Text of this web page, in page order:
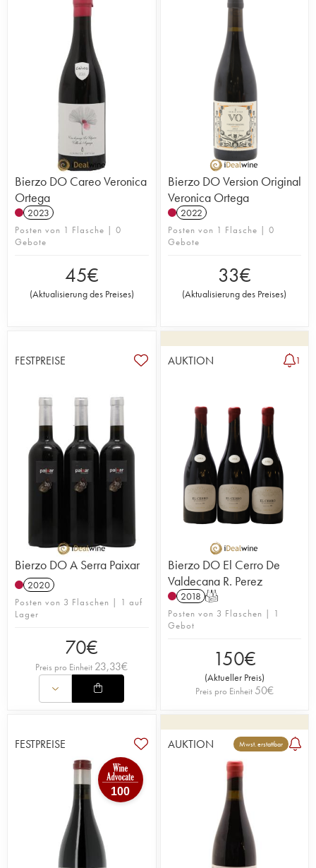
Bierzo DO Careo Veronica
Ortega
2023
Posten von 1 Flasche | 0
Gebote
45€
(Aktualisierung des Preises)
Bierzo DO Version Original
Veronica Ortega
2022
Posten von 1 Flasche | 0
Gebote
33€
(Aktualisierung des Preises)
FESTPREISE
Bierzo DO A Serra Paixar
2020
Posten von 3 Flaschen | 1 auf
Lager
70€
Preis pro Einheit 23,33€
AUKTION 1
Bierzo DO El Cerro De
Valdecana R. Perez
2018 T
Posten von 3 Flaschen | 1
Gebot
150€
(Aktueller Preis)
Preis pro Einheit 50€
FESTPREISE
100
AUKTION Mwst. erstattbar